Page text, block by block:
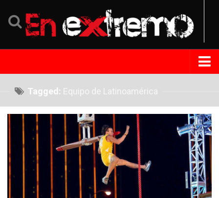
Eventos
Tips Extremo
Turismo
República Dominicana
Tagged: Equipo de Latinoamérica